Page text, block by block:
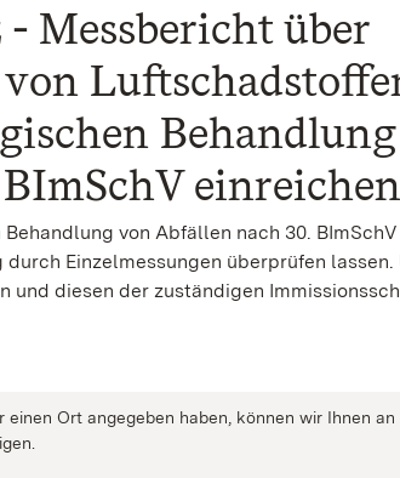
Messbericht über
einreichen
von Abfällen nach 30.
Einzelmessungen überprüfen lassen.
und diesen der zuständigen
einen Ort angegeben haben, können wir Ihnen